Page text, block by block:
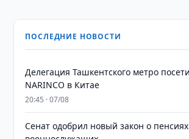
ПОСЛЕДНИЕ НОВОСТИ
Делегация Ташкентского метро
NARINCO в Китае
20:45 · 07/08
Сенат одобрил новый закон о пенсиях